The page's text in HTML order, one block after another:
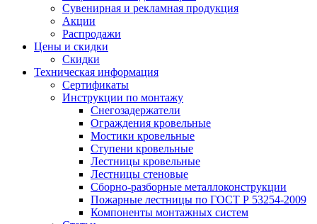
Сувенирная и рекламная продукция
Акции
Распродажи
Цены и скидки
Скидки
Техническая информация
Сертификаты
Инструкции по монтажу
Снегозадержатели
Ограждения кровельные
Мостики кровельные
Ступени кровельные
Лестницы кровельные
Лестницы стеновые
Сборно-разборные металлоконструкции
Пожарные лестницы по ГОСТ Р 53254-2009
Компоненты монтажных систем